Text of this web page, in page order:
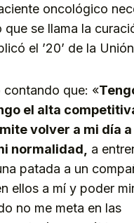
oncológico
que se llama la
el ’20’ de la
contando que: «
el alta
volver a mi día
normalidad,
a
patada a un
ellos a mí y poder
no me meta en las